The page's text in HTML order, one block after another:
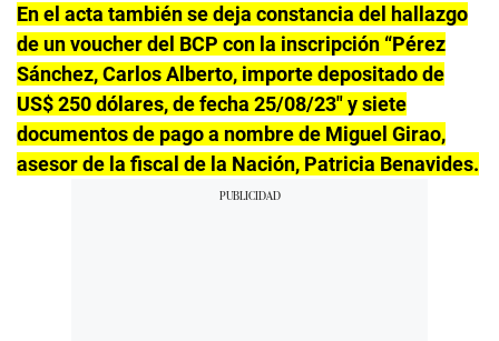
En el acta también se deja constancia del hallazgo
de un voucher del BCP con la inscripción “Pérez
Sánchez, Carlos Alberto, importe depositado de
US$ 250 dólares, de fecha 25/08/23″ y siete
documentos de pago a nombre de Miguel Girao,
asesor de la fiscal de la Nación, Patricia Benavides.